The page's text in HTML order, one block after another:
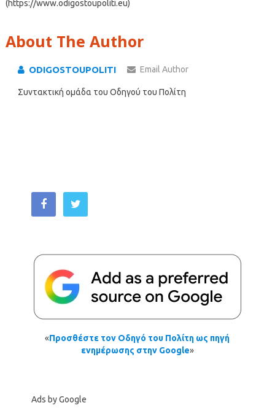
(https://www.odigostoupoliti.eu)
About The Author
ODIGOSTOUPOLITI Email Author
Συντακτική ομάδα του Οδηγού του Πολίτη
«Προσθέστε τον Οδηγό του Πολίτη ως πηγή
ενημέρωσης στην Google»
Ads by Google